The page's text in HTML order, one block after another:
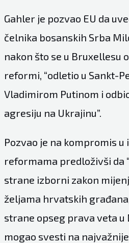
Gahler je pozvao EU da
čelnika bosanskih Srba
nakon što se u Bruxellesu
reformi, “odletio u Sankt-
Vladimirom Putinom i
agresiju na Ukrajinu”.
Pozvao je na kompromis
reformama predloživši da
strane izborni zakon
željama hrvatskih
strane opseg prava veta u
mogao svesti na najvažnije